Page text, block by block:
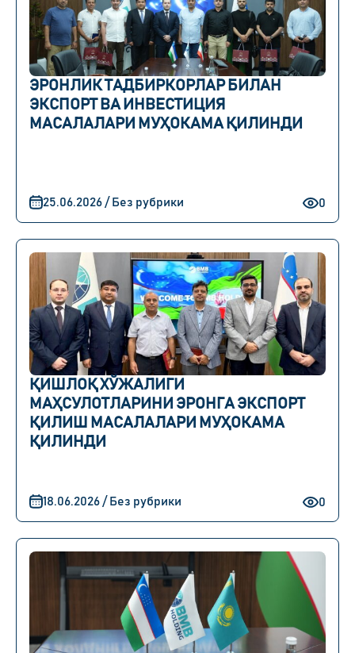
ЭРОНЛИК ТАДБИРКОРЛАР БИЛАН
ЭКСПОРТ ВА ИНВЕСТИЦИЯ
МАСАЛАЛАРИ МУҲОКАМА ҚИЛИНДИ
0
25.06.2026 / Без рубрики
ҚИШЛОҚ ХЎЖАЛИГИ
МАҲСУЛОТЛАРИНИ ЭРОНГА ЭКСПОРТ
ҚИЛИШ МАСАЛАЛАРИ МУҲОКАМА
ҚИЛИНДИ
0
18.06.2026 / Без рубрики